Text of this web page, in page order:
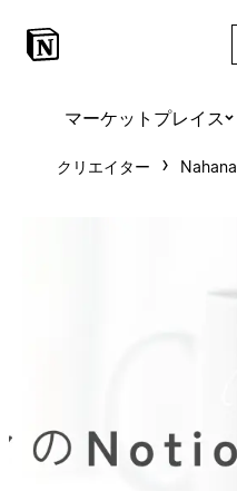
マーケットプレイス
クリエイター Nahana